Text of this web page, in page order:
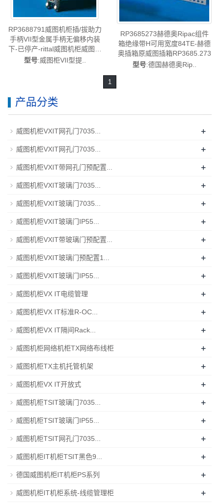
RP3688791威图机柜插/拔助力
手柄VII型金属手柄无偏移内装
下-已停产-rittal威图机柜威图空
调维修威图电柜威图风扇威图
型号:威图柜VII型提..
RP3685273赫德奥Ripac组件
箱绝缘带H可用宽度84TE-赫德
奥插箱原威图插箱RP3685.273
型号:德国赫德奥Rip..
1
产品分类
威图机柜VXIT网孔门7035... +
威图机柜VXIT网孔门7035... +
威图机柜VXIT带网孔门预配置... +
威图机柜VXIT玻璃门7035... +
威图机柜VXIT玻璃门7035... +
威图机柜VXIT玻璃门IP55... +
威图机柜VXIT带玻璃门预配置... +
威图机柜VXIT玻璃门预配置1... +
威图机柜VXIT玻璃门IP55... +
威图机柜VX IT电缆管理 +
威图机柜VX IT标准R-OC... +
威图机柜VX IT隔间Rack... +
威图机柜网络机柜TX网络布线柜 +
威图机柜TX主机托管机架 +
威图机柜VX IT开放式 +
威图机柜TSIT玻璃门7035... +
威图机柜TSIT玻璃门IP55... +
威图机柜TSIT网孔门7035... +
威图机柜IT机柜TSIT黑色9... +
德国威图机柜IT机柜PS系列 +
威图机柜IT机柜系统-线缆管理柜 +